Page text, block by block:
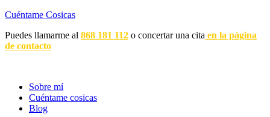
Cuéntame Cosicas
Puedes llamarme al 868 181 112 o concertar una cita en la página
de contacto
Sobre mí
Cuéntame cosicas
Blog